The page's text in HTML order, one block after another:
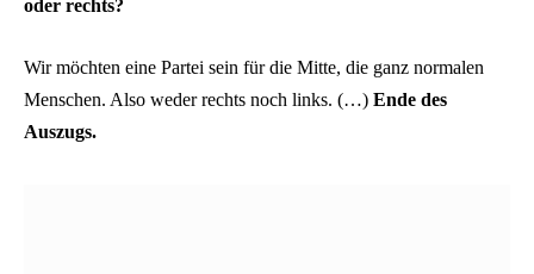
oder rechts?
Wir möchten eine Partei sein für die Mitte, die ganz normalen
Menschen. Also weder rechts noch links. (…) Ende des
Auszugs.